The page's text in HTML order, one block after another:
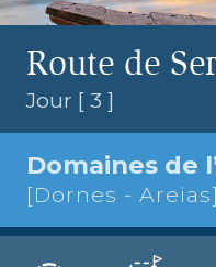
Route de
Jour [ 3 ]
Domaines de
[Dornes - Areias]